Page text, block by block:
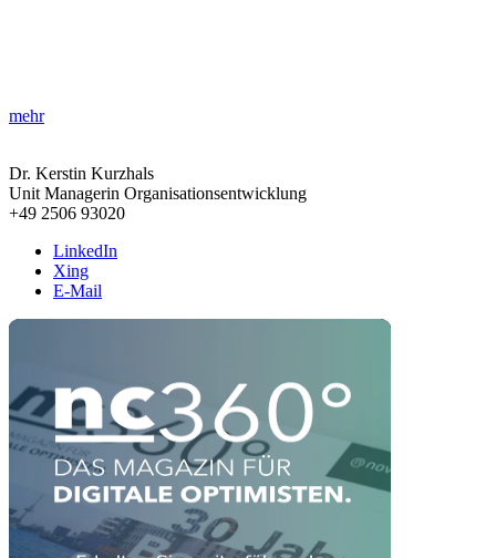
mehr
Dr. Kerstin Kurzhals
Unit Managerin Organisationsentwicklung
+49 2506 93020
LinkedIn
Xing
E-Mail